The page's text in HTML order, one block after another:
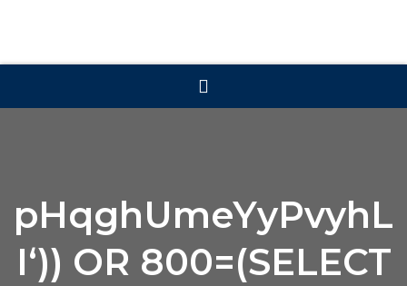
pHqghUmeYyPvyhL
I‘)) OR 800=(SELECT